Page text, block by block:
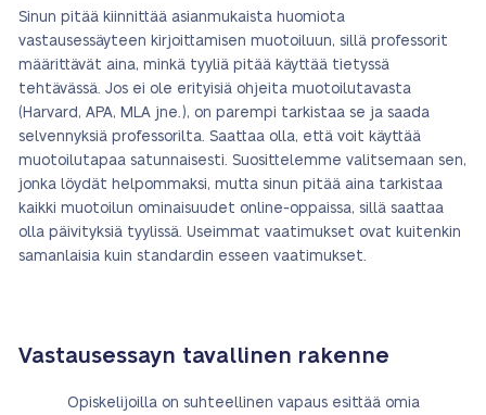
Sinun pitää kiinnittää asianmukaista huomiota
vastausessäyteen kirjoittamisen muotoiluun, sillä professorit
määrittävät aina, minkä tyyliä pitää käyttää tietyssä
tehtävässä. Jos ei ole erityisiä ohjeita muotoilutavasta
(Harvard, APA, MLA jne.), on parempi tarkistaa se ja saada
selvennyksiä professorilta. Saattaa olla, että voit käyttää
muotoilutapaa satunnaisesti. Suosittelemme valitsemaan sen,
jonka löydät helpommaksi, mutta sinun pitää aina tarkistaa
kaikki muotoilun ominaisuudet online-oppaissa, sillä saattaa
olla päivityksiä tyylissä. Useimmat vaatimukset ovat kuitenkin
samanlaisia kuin standardin esseen vaatimukset.
Vastausessayn tavallinen rakenne
Opiskelijoilla on suhteellinen vapaus esittää omia